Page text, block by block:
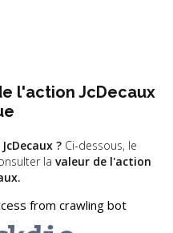
l'action JcDecaux
?Ci-dessous, le
la valeur de l'action